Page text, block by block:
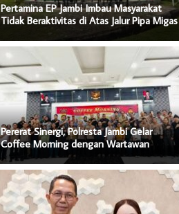
Pertamina EP Jambi Imbau Masyarakat
Tidak Beraktivitas di Atas Jalur Pipa Migas
Pererat Sinergi, Polresta Jambi Gelar
Coffee Morning dengan Wartawan